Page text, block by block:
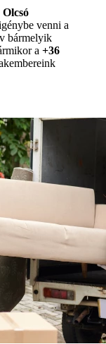
Olcsó
venni a
bármelyik
a +36